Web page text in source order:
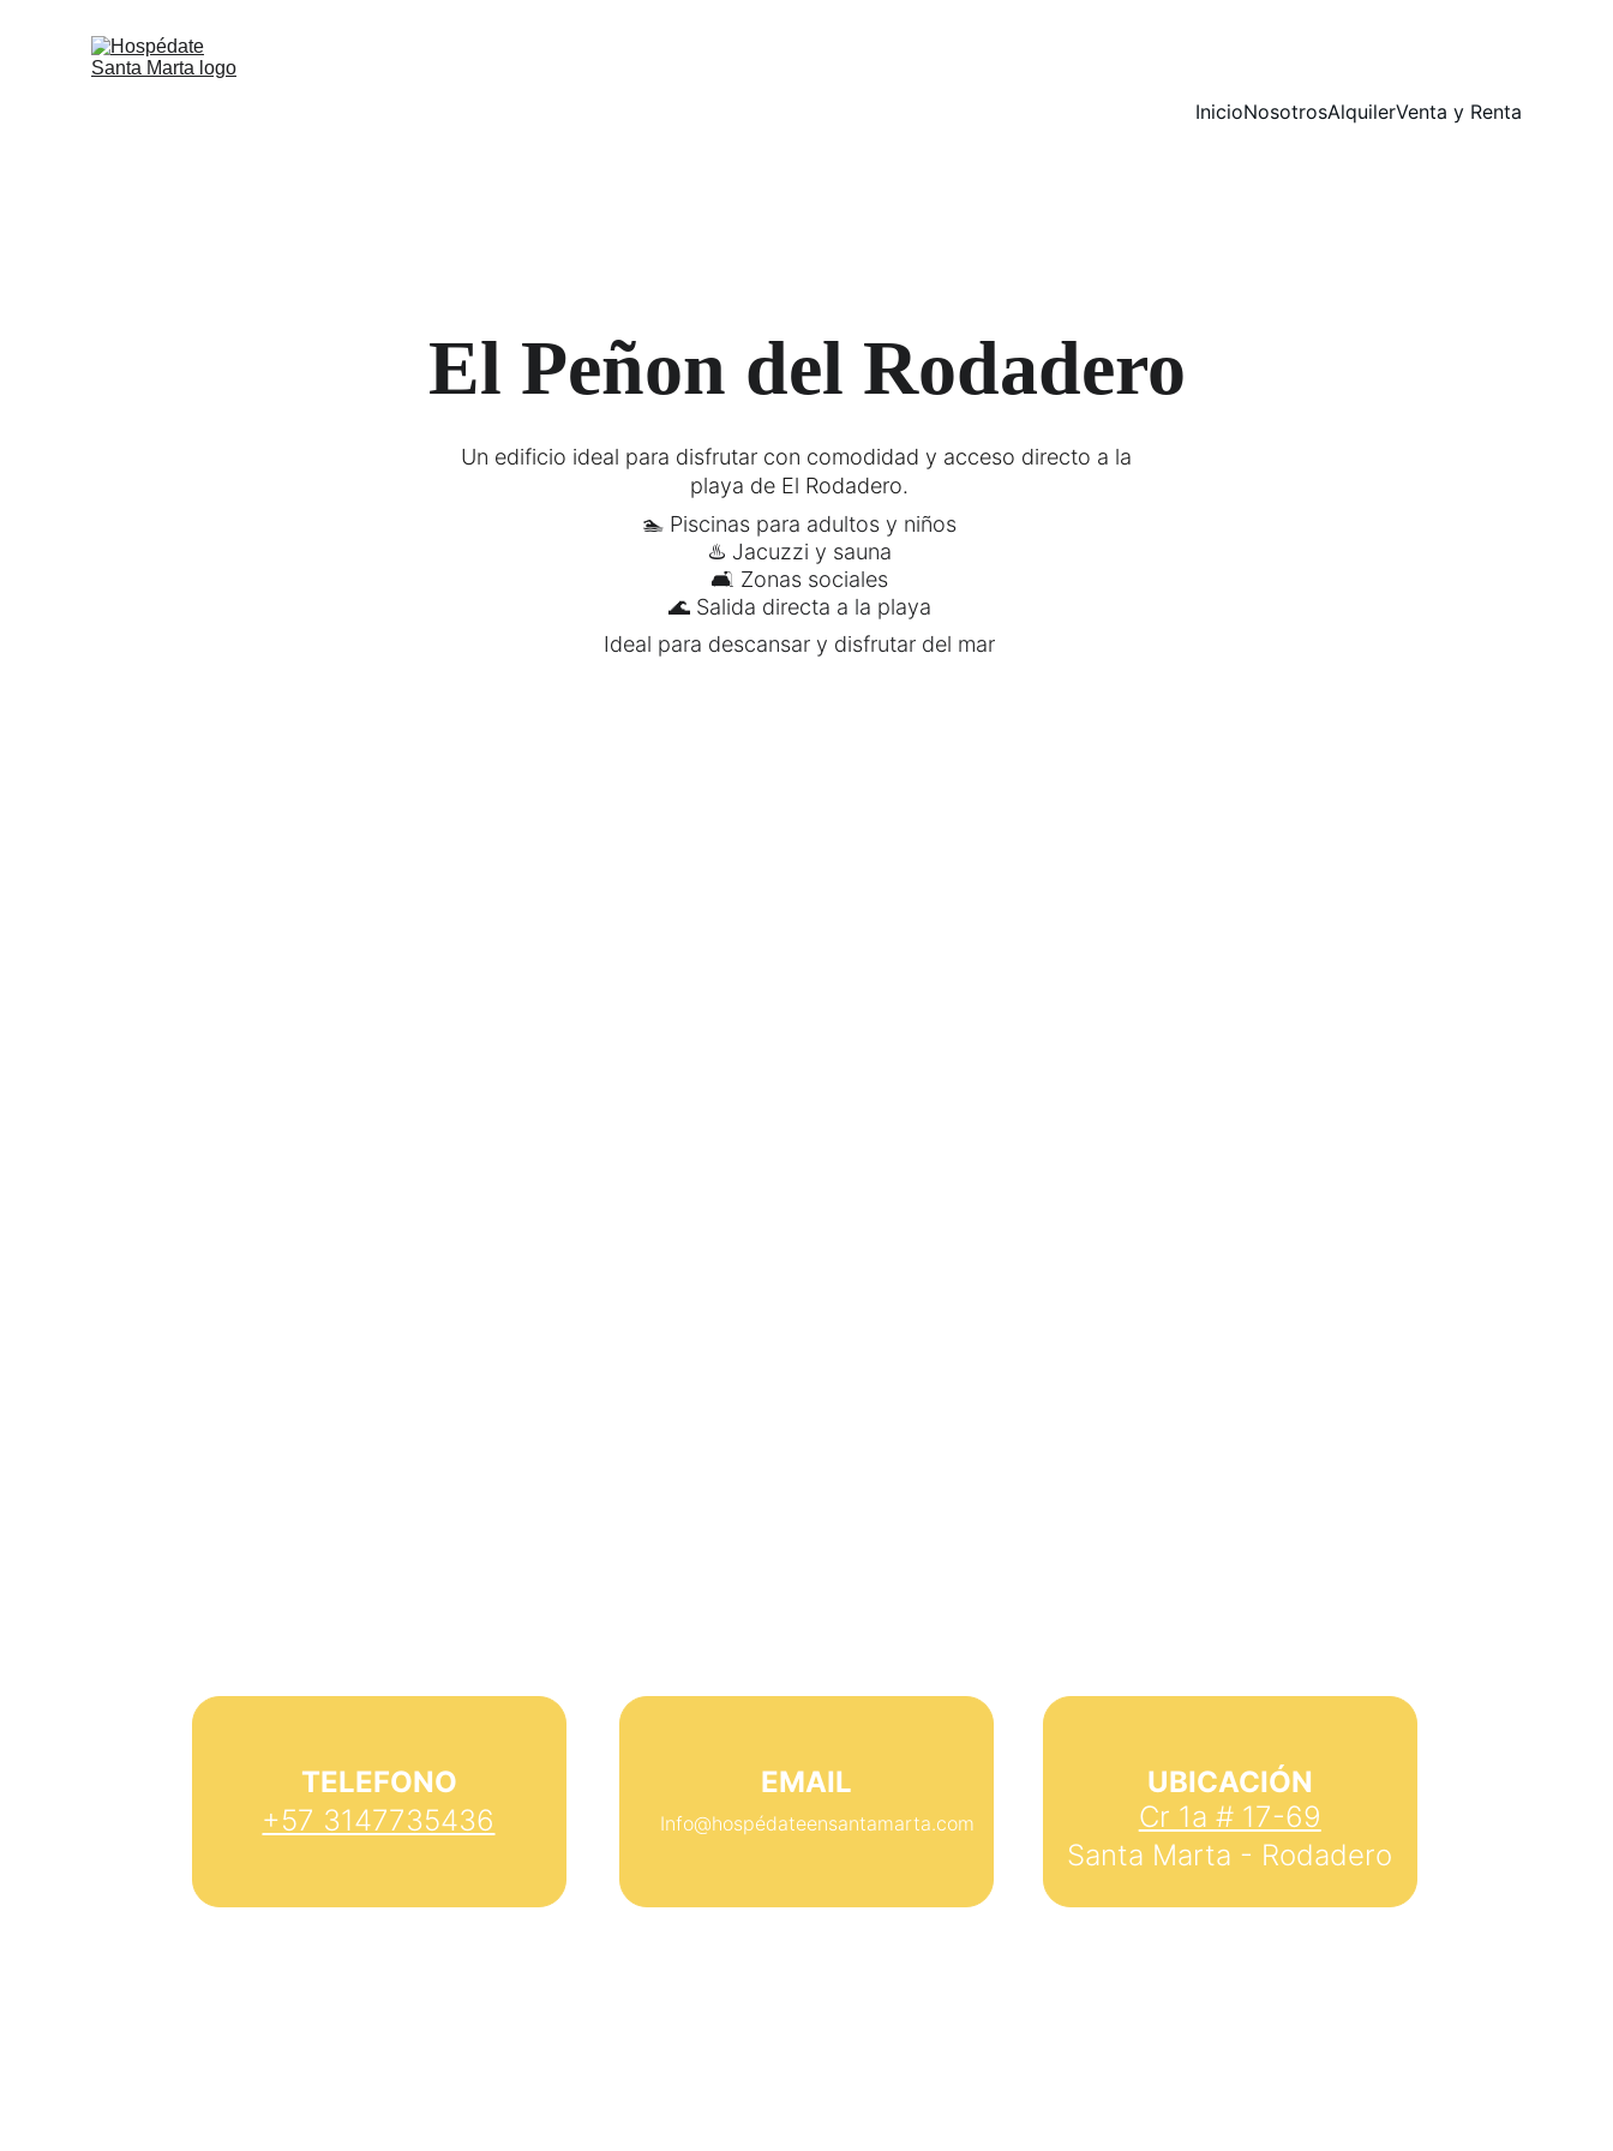
InicioNosotrosAlquilerVenta y Renta
El Peñon del Rodadero
Un edificio ideal para disfrutar con comodidad y acceso directo a la
playa de El Rodadero.
🏊 Piscinas para adultos y niños
♨️ Jacuzzi y sauna
🛋 Zonas sociales
🌊 Salida directa a la playa
Ideal para descansar y disfrutar del mar
TELEFONO
Info@hospédateensantamarta.com
+57 3147735436
UBICACIÓN
Cr 1a # 17-69
Santa Marta - Rodadero
EMAIL